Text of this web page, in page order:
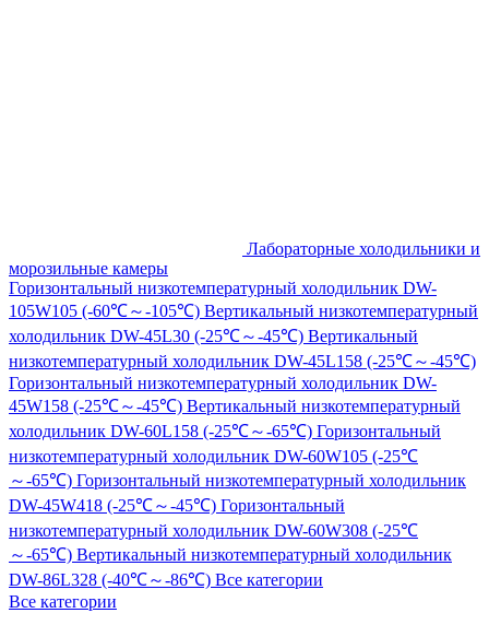
Лабораторные холодильники и
морозильные камеры
Горизонтальный низкотемпературный холодильник DW-
105W105 (-60℃～-105℃) Вертикальный низкотемпературный
холодильник DW-45L30 (-25℃～-45℃) Вертикальный
низкотемпературный холодильник DW-45L158 (-25℃～-45℃)
Горизонтальный низкотемпературный холодильник DW-
45W158 (-25℃～-45℃) Вертикальный низкотемпературный
холодильник DW-60L158 (-25℃～-65℃) Горизонтальный
низкотемпературный холодильник DW-60W105 (-25℃
～-65℃) Горизонтальный низкотемпературный холодильник
DW-45W418 (-25℃～-45℃) Горизонтальный
низкотемпературный холодильник DW-60W308 (-25℃
～-65℃) Вертикальный низкотемпературный холодильник
DW-86L328 (-40℃～-86℃) Все категории
Все категории